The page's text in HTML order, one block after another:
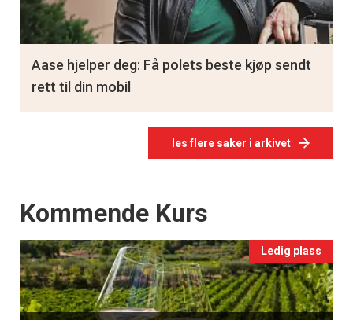
les flere saker i arkivet
Aase hjelper deg: Få polets beste kjøp sendt
rett til din mobil
Events
Kommende Kurs
Ledig plass